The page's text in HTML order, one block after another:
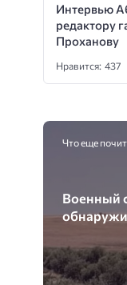
Интервью
редактору
Проханову
Нравится: 437
Что еще
Военный